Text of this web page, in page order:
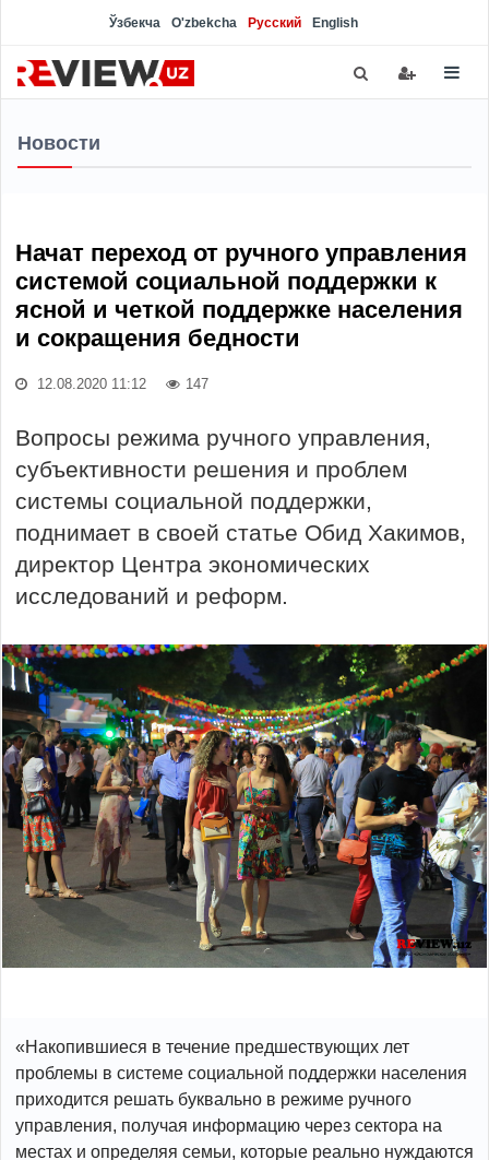
Ўзбекча O'zbekcha Русский English
Новости
Начат переход от ручного управления
системой социальной поддержки к
ясной и четкой поддержке населения
и сокращения бедности
12.08.2020 11:12 147
Вопросы режима ручного управления,
субъективности решения и проблем
системы социальной поддержки,
поднимает в своей статье Обид Хакимов,
директор Центра экономических
исследований и реформ.
«Накопившиеся в течение предшествующих лет
проблемы в системе социальной поддержки населения
приходится решать буквально в режиме ручного
управления, получая информацию через сектора на
местах и определяя семьи, которые реально нуждаются